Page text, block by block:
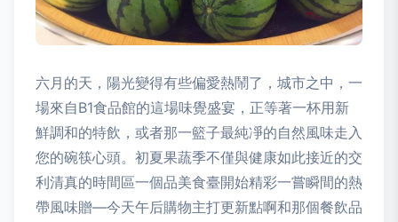
六月的天，陽光變得有些偏愛熱鬧了，城市之中，一
場來自B1食品館的這場味覺盛宴，正等著一杯用新
鮮調和的特飲，或者那一籃子最純凈的自然風味走入
您的碗筷心頭。初夏果蔬季不僅與健康如此接近的交
利清真的時間區一個品美食臺開始精彩一嘗瞬間的熱
帶風味贈—今天午后購物主打更新點啊和那個餐飲品